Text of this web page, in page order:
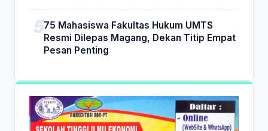
75 Mahasiswa Fakultas Hukum UMTS
Resmi Dilepas Magang, Dekan Titip Empat
Pesan Penting